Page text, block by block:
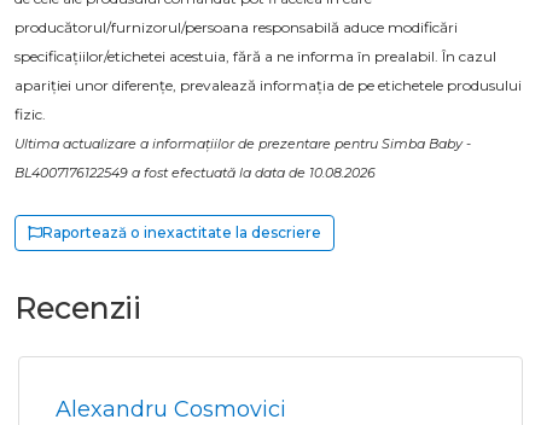
producătorul/furnizorul/persoana responsabilă aduce modificări
specificațiilor/etichetei acestuia, fără a ne informa în prealabil. În cazul
apariției unor diferențe, prevalează informația de pe etichetele produsului
fizic.
Ultima actualizare a informațiilor de prezentare pentru Simba Baby -
BL4007176122549 a fost efectuată la data de 10.08.2026
Raportează o inexactitate la descriere
Recenzii
Alexandru Cosmovici